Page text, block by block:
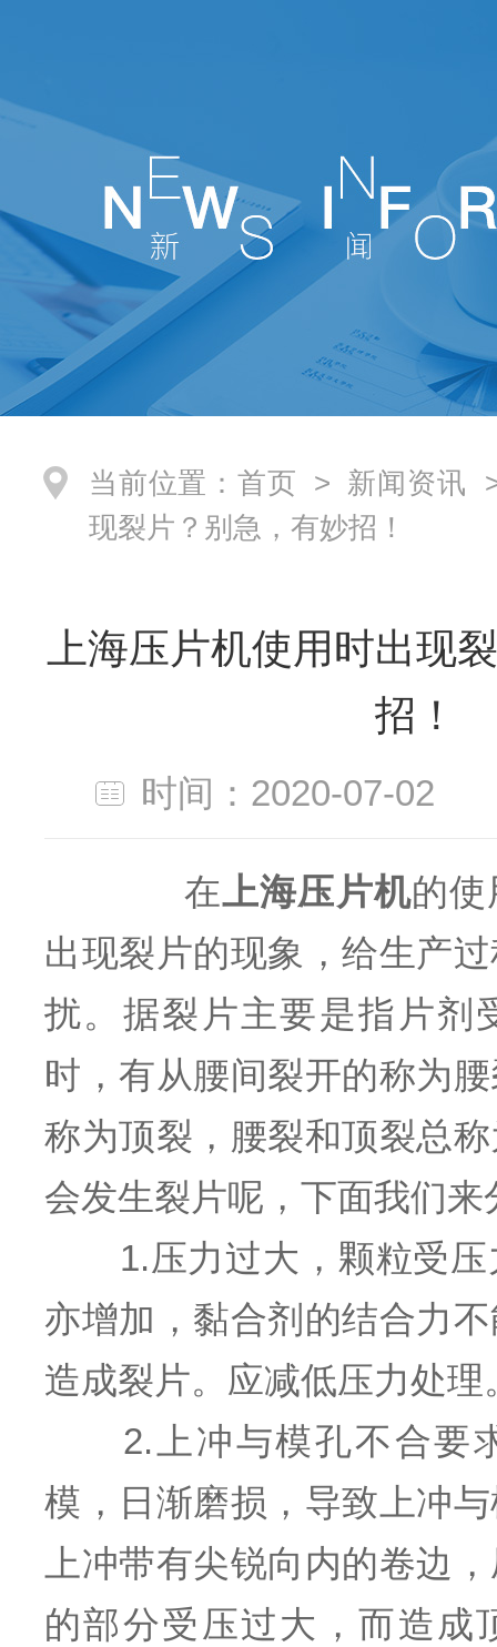
当前位置： 首页 > 新闻资讯
现裂片？别急，有妙招！
上海压片机使用时出现
招！
时间：2020-07-
在上海压片机的使
出现裂片的现象，给生产
扰。据裂片主要是指片剂
时，有从腰间裂开的称为
称为顶裂，腰裂和顶裂总
会发生裂片呢，下面我们
1.压力过大，颗粒受压
亦增加，黏合剂的结合力
造成裂片。应减低压力处理
2.上冲与模孔不合要
模，日渐磨损，导致上冲
上冲带有尖锐向内的卷边
的部分受压过大，而造成